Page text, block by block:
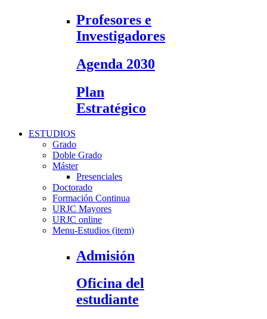
Profesores e
Investigadores
Agenda 2030
Plan
Estratégico
ESTUDIOS
Grado
Doble Grado
Máster
Presenciales
Doctorado
Formación Continua
URJC Mayores
URJC online
Menu-Estudios (item)
Admisión
Oficina del
estudiante